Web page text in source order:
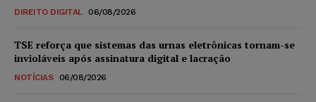
DIREITO DIGITAL 06/08/2026
TSE reforça que sistemas das urnas eletrônicas tornam-se
invioláveis após assinatura digital e lacração
NOTÍCIAS 06/08/2026